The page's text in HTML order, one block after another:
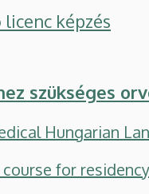
képzés
szükséges
Hungarian
for